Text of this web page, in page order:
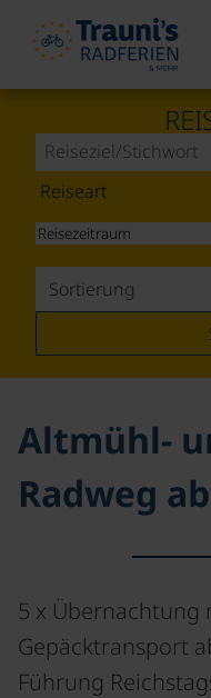
Altmühl-
Radweg
5 x Übernachtung
Gepäcktransport
Führung